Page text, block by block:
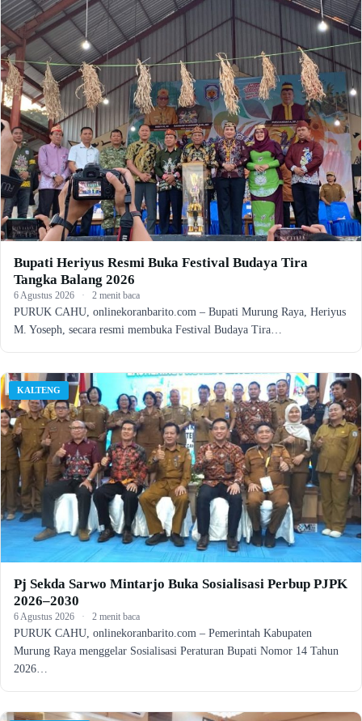
Bupati Heriyus Resmi Buka Festival Budaya Tira
Tangka Balang 2026
6 Agustus 2026 · 2 menit baca
PURUK CAHU, onlinekoranbarito.com – Bupati Murung Raya, Heriyus
M. Yoseph, secara resmi membuka Festival Budaya Tira…
KALTENG
Pj Sekda Sarwo Mintarjo Buka Sosialisasi Perbup PJPK
2026–2030
6 Agustus 2026 · 2 menit baca
PURUK CAHU, onlinekoranbarito.com – Pemerintah Kabupaten
Murung Raya menggelar Sosialisasi Peraturan Bupati Nomor 14 Tahun
2026…